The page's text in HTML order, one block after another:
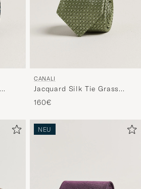
CANALI
Jacquard Silk Tie Grass
Green
160€
NEU